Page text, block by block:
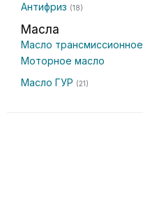
Антифриз (18)
Масла
Масло трансмиссионное
Моторное масло
Масло ГУР (21)